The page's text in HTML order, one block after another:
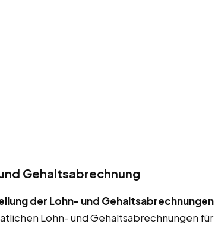
Gehaltsabrechnung
der Lohn- und
Lohn- und Gehaltsabrechnungen